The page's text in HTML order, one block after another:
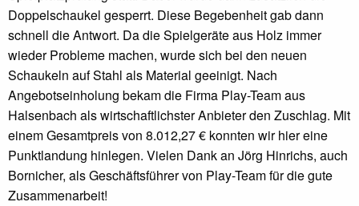
Doppelschaukel gesperrt. Diese Begebenheit gab dann
schnell die Antwort. Da die Spielgeräte aus Holz immer
wieder Probleme machen, wurde sich bei den neuen
Schaukeln auf Stahl als Material geeinigt. Nach
Angebotseinholung bekam die Firma Play-Team aus
Halsenbach als wirtschaftlichster Anbieter den Zuschlag. Mit
einem Gesamtpreis von 8.012,27 € konnten wir hier eine
Punktlandung hinlegen. Vielen Dank an Jörg Hinrichs, auch
Bornicher, als Geschäftsführer von Play-Team für die gute
Zusammenarbeit!